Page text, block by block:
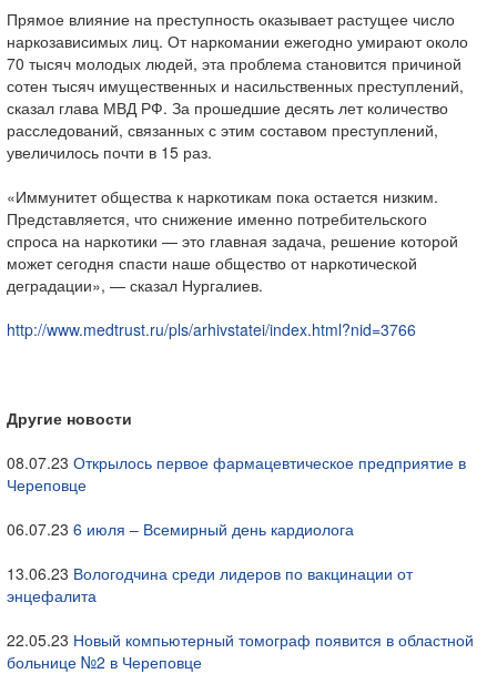
Прямое влияние на преступность оказывает растущее число
наркозависимых лиц. От наркомании ежегодно умирают около
70 тысяч молодых людей, эта проблема становится причиной
сотен тысяч имущественных и насильственных преступлений,
сказал глава МВД РФ. За прошедшие десять лет количество
расследований, связанных с этим составом преступлений,
увеличилось почти в 15 раз.
«Иммунитет общества к наркотикам пока остается низким.
Представляется, что снижение именно потребительского
спроса на наркотики — это главная задача, решение которой
может сегодня спасти наше общество от наркотической
деградации», — сказал Нургалиев.
http://www.medtrust.ru/pls/arhivstatei/index.html?nid=3766
Другие новости
08.07.23 Открылось первое фармацевтическое предприятие в
Череповце
06.07.23 6 июля – Всемирный день кардиолога
13.06.23 Вологодчина среди лидеров по вакцинации от
энцефалита
22.05.23 Новый компьютерный томограф появится в областной
больнице №2 в Череповце